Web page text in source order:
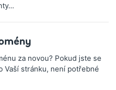
za novou? Pokud jste se
Vaší stránku, není potřebné